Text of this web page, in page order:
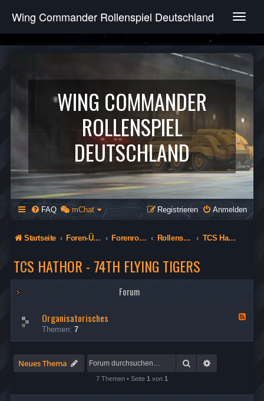
T
g
e
v
g
a
t
i
o
n
Wing Commander Rollenspiel Deutschland
WING COMMANDER
ROLLENSPIEL
DEUTSCHLAND
FAQ mChat Anmelden
Registrieren
Startseite Foren-Übersicht Forenrollenspiel (Öffentlich) Rollenspiel TCS Hathor - 74th Flying Tigers
TCS HATHOR - 74TH FLYING TIGERS
Forum
d
n
Organisatorisches
Themen: 7
Neues Thema Suche
7 Themen • Seite 1 von 1